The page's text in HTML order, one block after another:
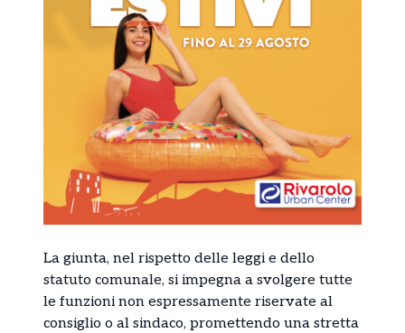
La giunta, nel rispetto delle leggi e dello
statuto comunale, si impegna a svolgere tutte
le funzioni non espressamente riservate al
consiglio o al sindaco, promettendo una stretta